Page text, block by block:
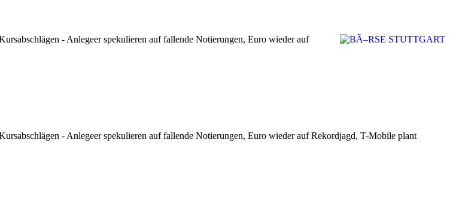
- Anlegeer spekulieren auf fallende Notierungen, Euro wieder auf
- Anlegeer spekulieren auf fallende Notierungen, Euro wieder auf Rekordjagd, T-Mobile plant